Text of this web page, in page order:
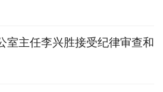
室主任李兴胜接受纪律审查和